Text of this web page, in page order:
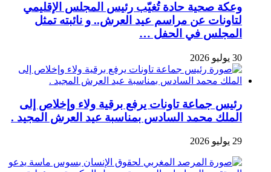
وعكة صحية حادة تُغيّب رئيس المجلس الإقليمي
لتاونات عن مراسم عيد العرش.. و نائبته تمثل
المجلس في الحفل …
30 يوليو 2026
رئيس جماعة تاونات يرفع برقية ولاء وإخلاص إلى
الملك محمد السادس بمناسبة عيد العرش المجيد .
29 يوليو 2026